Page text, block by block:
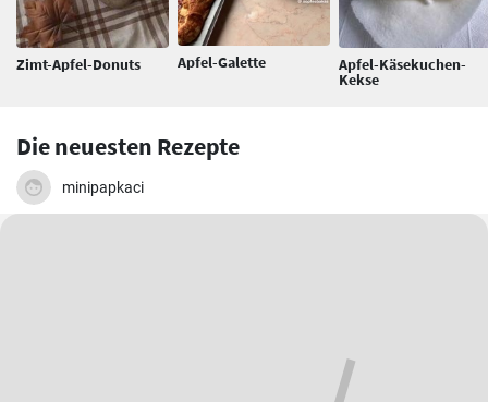
Zimt-Apfel-Donuts Apfel-Galette Apfel-Käsekuchen-
Kekse
Die neuesten Rezepte
minipapkaci